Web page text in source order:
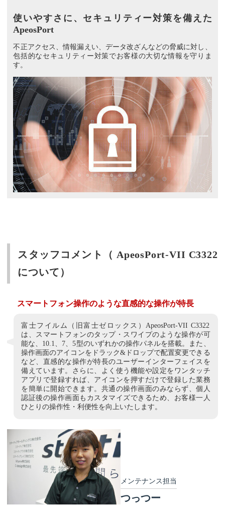
使いやすさに、セキュリティー対策を備えた
ApeosPort
不正アクセス、情報漏えい、データ改ざんなどの脅威に対し、
包括的なセキュリティー対策でお客様の大切な情報を守りま
す。
スタッフコメント（ ApeosPort-VII C3322
について）
メンテナンス担当
つっつー
スマートフォン操作のような直感的な操作が特長
富士フイルム（旧富士ゼロックス）ApeosPort-VII C3322
は、スマートフォンのタップ・スワイプのような操作が可
能な、10.1、7、5型のいずれかの操作パネルを搭載。また、
操作画面のアイコンをドラック&ドロップで配置変更できる
など、直感的な操作が特長のユーザーインターフェイスを
備えています。さらに、よく使う機能や設定をワンタッチ
アプリで登録すれば、アイコンを押すだけで登録した業務
を簡単に開始できます。共通の操作画面のみならず、個人
認証後の操作画面もカスタマイズできるため、お客様一人
ひとりの操作性・利便性を向上いたします。